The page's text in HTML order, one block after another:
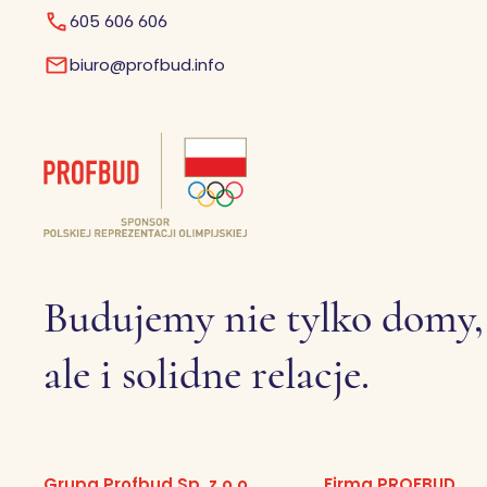
605 606 606
biuro@profbud.info
Budujemy nie tylko domy,
ale i solidne relacje.